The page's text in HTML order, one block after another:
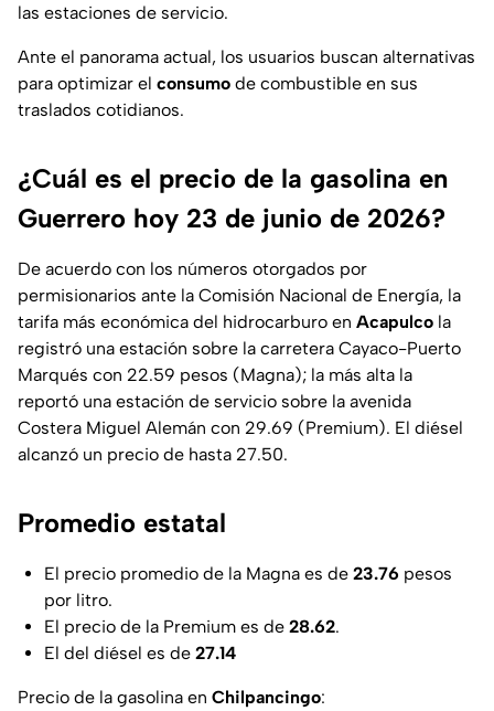
las estaciones de servicio.
Ante el panorama actual, los usuarios buscan alternativas
para optimizar el consumo de combustible en sus
traslados cotidianos.
¿Cuál es el precio de la gasolina en
Guerrero hoy 23 de junio de 2026?
De acuerdo con los números otorgados por
permisionarios ante la Comisión Nacional de Energía, la
tarifa más económica del hidrocarburo en Acapulco la
registró una estación sobre la carretera Cayaco-Puerto
Marqués con 22.59 pesos (Magna); la más alta la
reportó una estación de servicio sobre la avenida
Costera Miguel Alemán con 29.69 (Premium). El diésel
alcanzó un precio de hasta 27.50.
Promedio estatal
El precio promedio de la Magna es de 23.76 pesos
por litro.
El precio de la Premium es de 28.62.
El del diésel es de 27.14
Precio de la gasolina en Chilpancingo: